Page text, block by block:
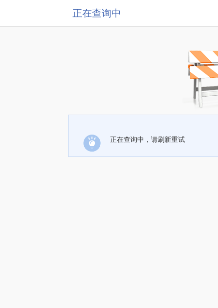
正在查询中
正在查询中，请刷新重试